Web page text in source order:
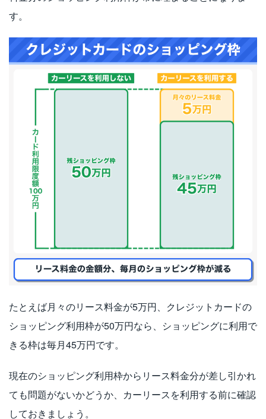
す。
たとえば月々のリース料金が5万円、クレジットカードの
ショッピング利用枠が50万円なら、ショッピングに利用で
きる枠は毎月45万円です。
現在のショッピング利用枠からリース料金分が差し引かれ
ても問題がないかどうか、カーリースを利用する前に確認
しておきましょう。